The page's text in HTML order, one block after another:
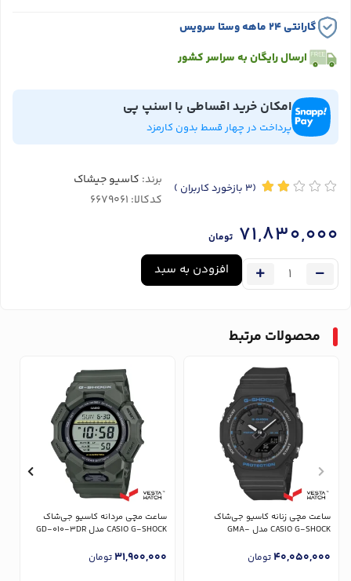
گارانتی ۲۴ ماهه وستا سرویس
ارسال رایگان به سراسر کشور
امکان خرید اقساطی با اسنپ پی
پرداخت در چهار قسط بدون کارمزد
(3 بازخورد کاربران ) برند: کاسیو جیشاک
کدکالا:
71,830,000 تومان
افزودن به سبد
محصولات مرتبط
ساعت مچی زنانه کاسیو جی‌شاک
CASIO G-SHOCK مدل GMA-
40,050,000تومان
ساعت مچی مردانه کاسیو جی‌شاک
CASIO G-SHOCK مدل GD-010-3DR
31,900,000تومان